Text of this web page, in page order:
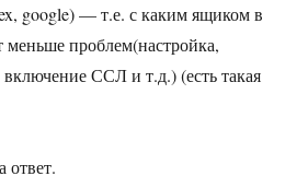
google) — т.е. с каким ящиком в
проблем(настройка,
ССЛ и т.д.) (есть такая
ответ.